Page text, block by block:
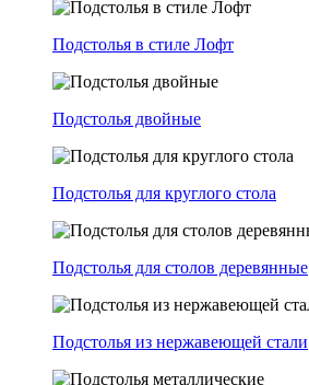
Подстолья в стиле Лофт
Подстолья двойные
Подстолья для круглого стола
Подстолья для столов деревянные
Подстолья из нержавеющей стали